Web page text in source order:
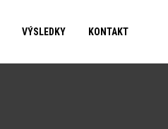
VÝSLEDKY KONTAKT